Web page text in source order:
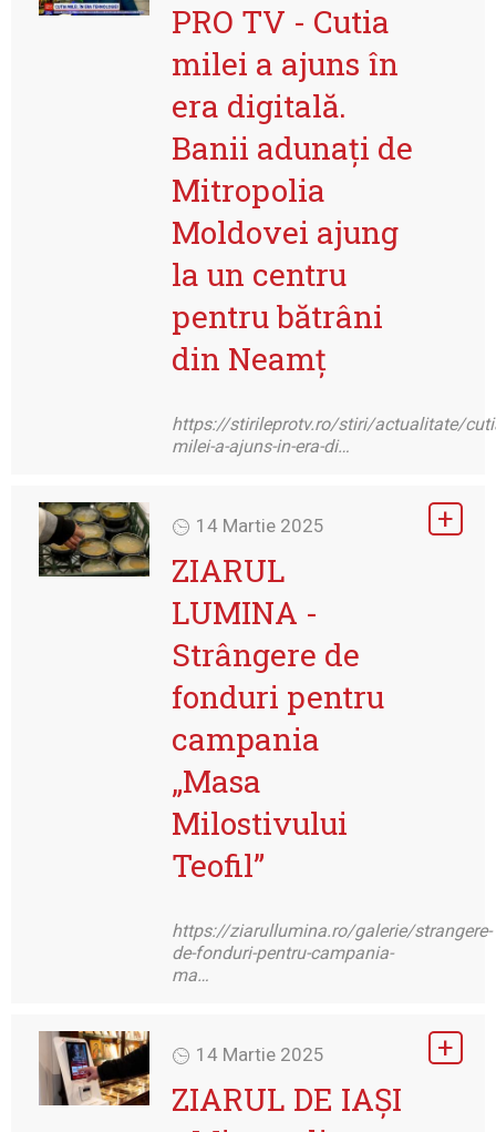
PRO TV - Cutia
milei a ajuns în
era digitală.
Banii adunați de
Mitropolia
Moldovei ajung
la un centru
pentru bătrâni
din Neamț
https://stirileprotv.ro/stiri/actualitate/
milei-a-ajuns-in-era-di…
14 Martie 2025
ZIARUL
LUMINA -
Strângere de
fonduri pentru
campania
„Masa
Milostivului
Teofil”
https://ziarullumina.ro/galerie/strangere-
de-fonduri-pentru-campania-
ma…
14 Martie 2025
ZIARUL DE IAȘI